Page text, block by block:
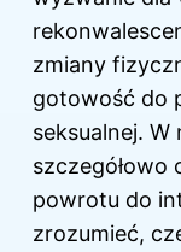
zmiany
gotowość do
seksualnej.
szczegółowo
powrotu do
zrozumieć,